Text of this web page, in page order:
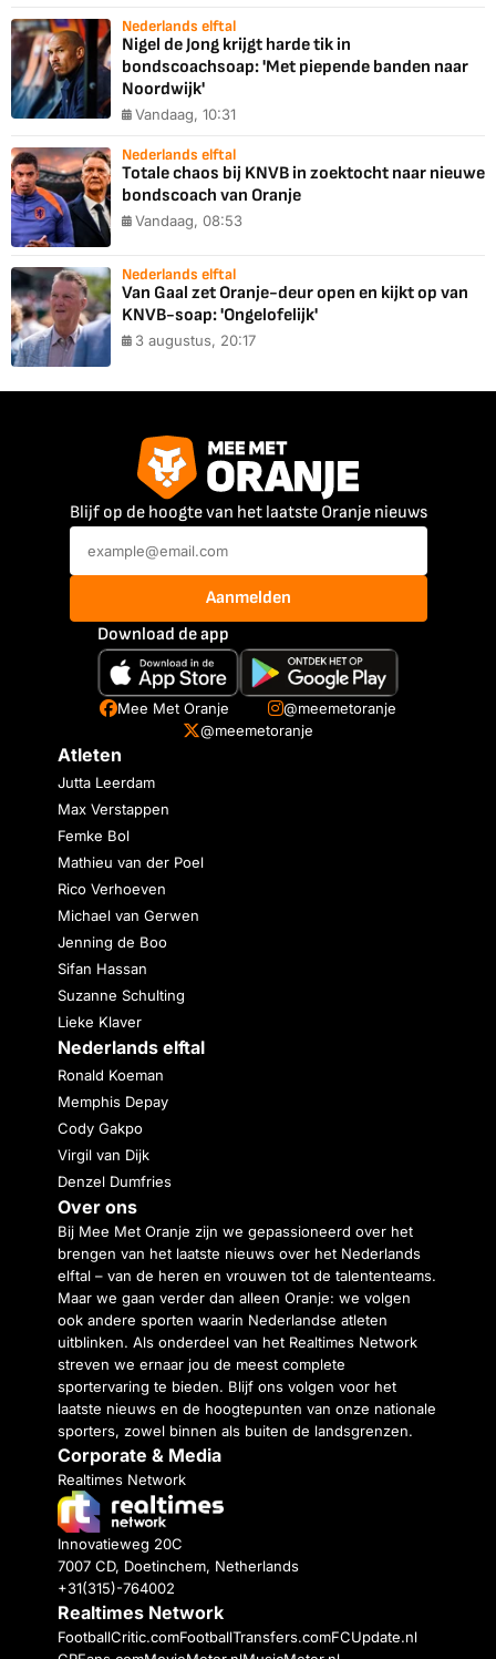
Nederlands elftal
Nigel de Jong krijgt harde tik in
bondscoachsoap: 'Met piepende banden naar
Noordwijk'
Vandaag, 10:31
Nederlands elftal
Totale chaos bij KNVB in zoektocht naar nieuwe
bondscoach van Oranje
Vandaag, 08:53
Nederlands elftal
Van Gaal zet Oranje-deur open en kijkt op van
KNVB-soap: 'Ongelofelijk'
3 augustus, 20:17
Blijf op de hoogte van het laatste Oranje nieuws
Aanmelden
Download de app
Mee Met Oranje
@meemetoranje
@meemetoranje
Atleten
Jutta Leerdam
Max Verstappen
Femke Bol
Mathieu van der Poel
Rico Verhoeven
Michael van Gerwen
Jenning de Boo
Sifan Hassan
Suzanne Schulting
Lieke Klaver
Nederlands elftal
Ronald Koeman
Memphis Depay
Cody Gakpo
Virgil van Dijk
Denzel Dumfries
Over ons
Bij Mee Met Oranje zijn we gepassioneerd over het
brengen van het laatste nieuws over het Nederlands
elftal – van de heren en vrouwen tot de talententeams.
Maar we gaan verder dan alleen Oranje: we volgen
ook andere sporten waarin Nederlandse atleten
uitblinken. Als onderdeel van het Realtimes Network
streven we ernaar jou de meest complete
sportervaring te bieden. Blijf ons volgen voor het
laatste nieuws en de hoogtepunten van onze nationale
sporters, zowel binnen als buiten de landsgrenzen.
Corporate & Media
Realtimes Network
Innovatieweg 20C
7007 CD, Doetinchem, Netherlands
+31(315)-764002
Realtimes Network
FootballCritic.comFootballTransfers.comFCUpdate.nl